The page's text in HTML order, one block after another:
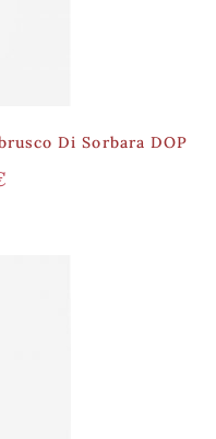
Di Sorbara DOP